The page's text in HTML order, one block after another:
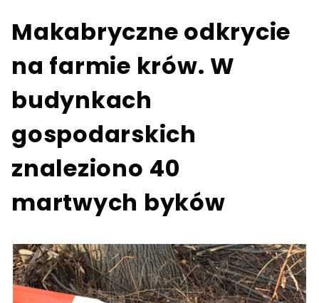
Makabryczne odkrycie
na farmie krów. W
budynkach
gospodarskich
znaleziono 40
martwych byków